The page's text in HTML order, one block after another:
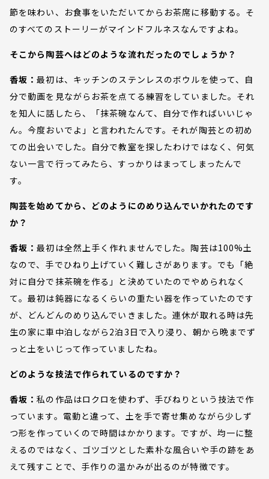
節を味わい、お食事をいただいてからお茶席に移動する。そ
のすべてのストーリーがマインドフルネスなんですよね。
そこから陶芸へはどのような流れだったのでしょうか？
香坂：最初は、キッチンのステンレスのボウルを使って、自
分で動画を見ながらお茶を点てる練習をしていました。それ
を知人に話したら、「抹茶碗なんて、自分で作ればいいじゃ
ん。今度おいでよ」と言われたんです。それが陶芸との初め
ての出会いでした。自分で教室を探したわけではなく、何気
ない一言で行ってみたら、すっかりはまってしまったんで
す。
陶芸を始めてから、どのようにのめり込んでいかれたのです
か？
香坂：最初は全然上手く作れませんでした。陶芸は100%土
なので、手でひねり上げていく難しさがあります。でも「絶
対に自分で抹茶碗を作る」と決めていたのでやめられなく
て。最初は鈍器になるくらいの重たい器を作っていたのです
が、どんどんのめり込んでいきました。連休が取れる時は先
生の家に車中泊しながら2泊3日で入り浸り、朝から晩までず
っと土をいじって作っていましたね。
どのような技法で作られているのですか？
香坂：私の作品はロクロを使わず、手びねりという技法で作
っています。電動と違って、土を手で寄せ集めながら少しず
つ形を作っていくので時間はかかります。ですが、均一に整
えるのではなく、ゴツゴツとした素朴な風合いや手の跡をあ
えて残すことで、手作りの温かみが出るのが特徴です。